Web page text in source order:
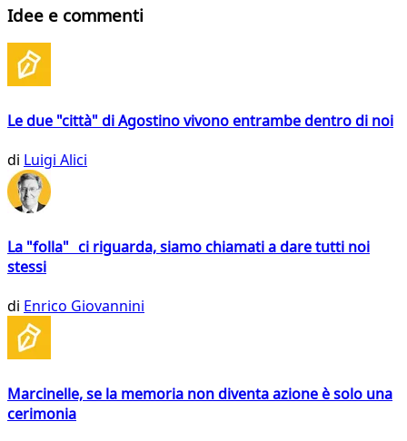
Idee e commenti
Le due "città" di Agostino vivono entrambe dentro di noi
di Luigi Alici
La "folla" ci riguarda, siamo chiamati a dare tutti noi
stessi
di Enrico Giovannini
Marcinelle, se la memoria non diventa azione è solo una
cerimonia